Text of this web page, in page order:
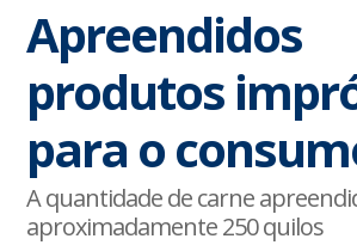
Apreendidos
produtos
para o
A quantidade de carne
aproximadamente 250 quilos